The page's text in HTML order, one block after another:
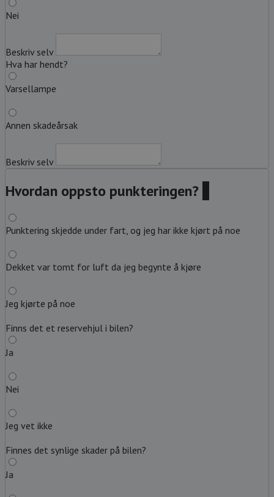
Nei
Beskriv selv
Hva har hendt?
Varsellampe
Annen skadeårsak
Beskriv selv
Hvordan oppsto punkteringen?
Punktering skjedde under fart, og jeg har ikke kjørt på noe
Dekket var tomt for luft da jeg begynte å kjøre
Jeg kjørte på noe
Finns det et reservehjul i bilen?
Ja
Nei
Jeg vet ikke
Finnes det synlige skader på bilen?
Ja